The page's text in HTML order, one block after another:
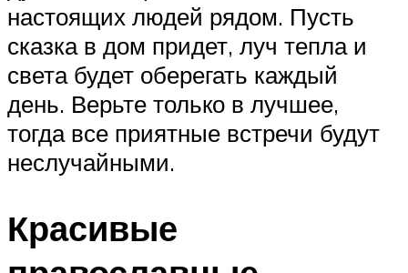
настоящих людей рядом. Пусть
сказка в дом придет, луч тепла и
света будет оберегать каждый
день. Верьте только в лучшее,
тогда все приятные встречи будут
неслучайными.
Красивые